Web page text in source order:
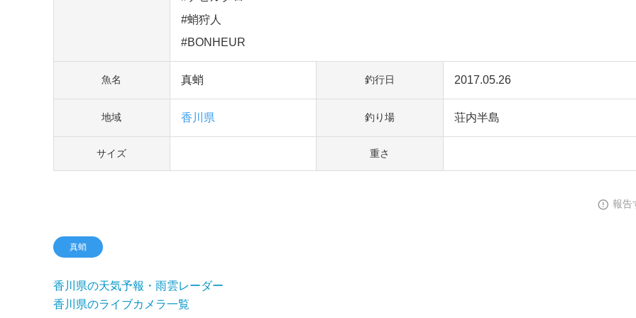
#蛸狩人
#BONHEUR
魚名 真蛸 釣行日 2017.05.26
地域 香川県 釣り場 荘内半島
サイズ 重さ
報告
真蛸
香川県の天気予報・雨雲レーダー
香川県のライブカメラ一覧